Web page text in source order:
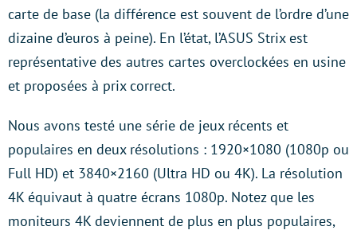
carte de base (la différence est souvent de l’ordre d’une
dizaine d’euros à peine). En l’état, l’ASUS Strix est
représentative des autres cartes overclockées en usine
et proposées à prix correct.
Nous avons testé une série de jeux récents et
populaires en deux résolutions : 1920×1080 (1080p ou
Full HD) et 3840×2160 (Ultra HD ou 4K). La résolution
4K équivaut à quatre écrans 1080p. Notez que les
moniteurs 4K deviennent de plus en plus populaires,